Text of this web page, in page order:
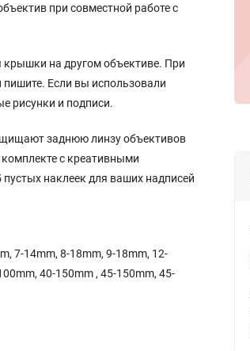
при совместной работе с
крышки на другом объективе. При
Если вы использовали
рисунки и подписи.
заднюю линзу объективов
с креативными
наклеек для ваших надписей
7-14mm, 8-18mm, 9-18mm, 12-
40-150mm , 45-150mm, 45-